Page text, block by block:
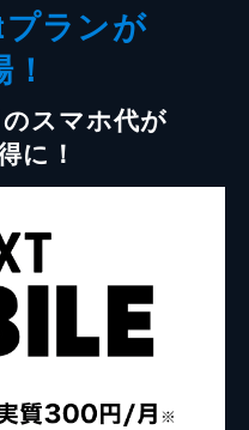
ランが
スマホ代が
に！